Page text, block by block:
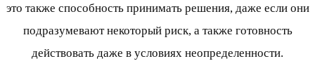
это также способность принимать решения, даже если они
подразумевают некоторый риск, а также готовность
действовать даже в условиях неопределенности.